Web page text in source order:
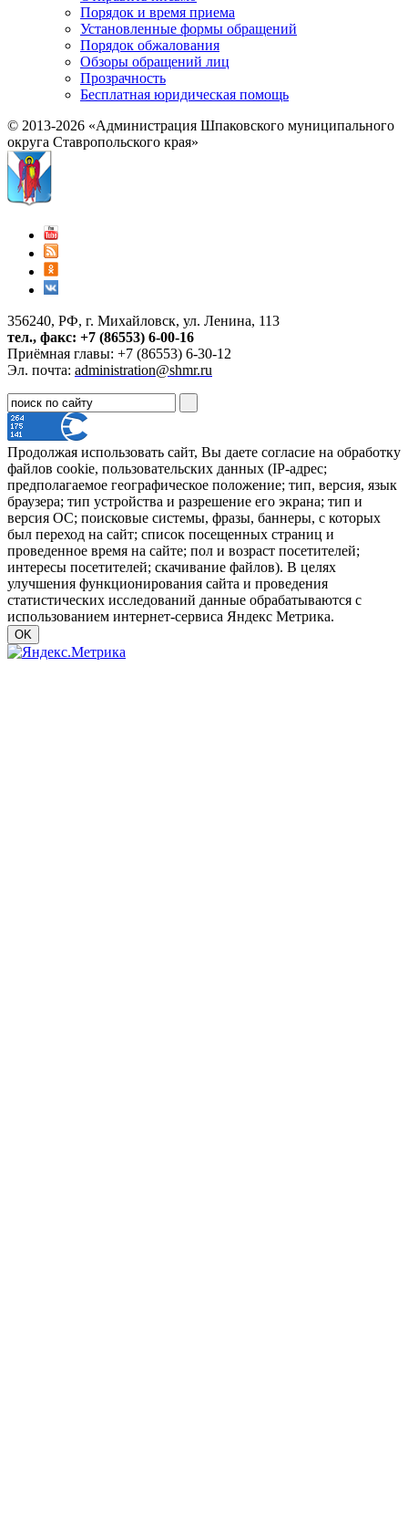
Порядок и время приема
Установленные формы обращений
Порядок обжалования
Обзоры обращений лиц
Прозрачность
Бесплатная юридическая помощь
© 2013-2026 «Администрация Шпаковского муниципального
округа Ставропольского края»
356240, РФ, г. Михайловск, ул. Ленина, 113
тел., факс: +7 (86553) 6-00-16
Приёмная главы: +7 (86553) 6-30-12
Эл. почта: administration@shmr.ru
Продолжая использовать сайт, Вы даете согласие на обработку
файлов cookie, пользовательских данных (IP-адрес;
предполагаемое географическое положение; тип, версия, язык
браузера; тип устройства и разрешение его экрана; тип и
версия ОС; поисковые системы, фразы, баннеры, с которых
был переход на сайт; список посещенных страниц и
проведенное время на сайте; пол и возраст посетителей;
интересы посетителей; скачивание файлов). В целях
улучшения функционирования сайта и проведения
статистических исследований данные обрабатываются с
использованием интернет-сервиса Яндекс Метрика.
OK